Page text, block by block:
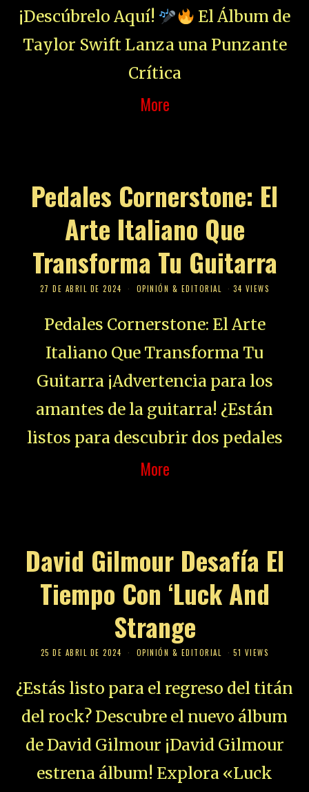
¡Descúbrelo Aquí!
El Álbum de
Taylor Swift Lanza una Punzante
Crítica
More
Pedales Cornerstone: El
Arte Italiano Que
Transforma Tu Guitarra
27 DE ABRIL DE 2024 OPINIÓN & EDITORIAL 34 VIEWS
Pedales Cornerstone: El Arte
Italiano Que Transforma Tu
Guitarra ¡Advertencia para los
amantes de la guitarra! ¿Están
listos para descubrir dos pedales
More
David Gilmour Desafía El
Tiempo Con ‘Luck And
Strange
25 DE ABRIL DE 2024 OPINIÓN & EDITORIAL 51 VIEWS
¿Estás listo para el regreso del titán
del rock? Descubre el nuevo álbum
de David Gilmour ¡David Gilmour
estrena álbum! Explora «Luck